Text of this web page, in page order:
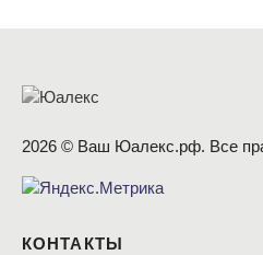
2026 © Ваш Юалекс.рф. Все
КОНТАКТЫ